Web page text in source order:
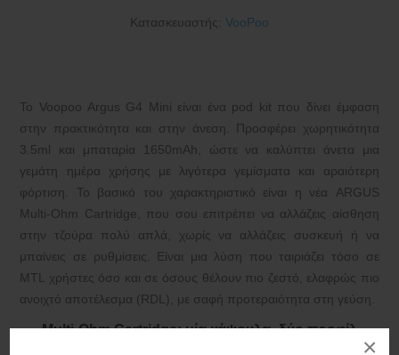
×
Κατασκευαστής: VooPoo
Το Voopoo Argus G4 Mini είναι ένα pod kit που δίνει έμφαση
στην πρακτικότητα και στην άνεση. Προσφέρει χωρητικότητα
3.5ml και μπαταρία 1650mAh, ώστε να καλύπτει άνετα μια
γεμάτη ημέρα χρήσης με λιγότερα γεμίσματα και αραιότερη
φόρτιση. Το βασικό του χαρακτηριστικό είναι η νέα ARGUS
Multi-Ohm Cartridge,
που σου επιτρέπει να αλλάζεις αίσθηση
στην τζούρα πολύ απλά, χωρίς να αλλάζεις συσκευή ή να
μπαίνεις σε ρυθμίσεις. Είναι μια λύση που ταιριάζει τόσο σε
MTL χρήστες όσο και σε όσους θέλουν πιο ζεστό, ελαφρώς πιο
ανοιχτό αποτέλεσμα (RDL), με σαφή προτεραιότητα στη γεύση.
Multi-Ohm Cartridge: μία κάψουλα, δύο προφίλ